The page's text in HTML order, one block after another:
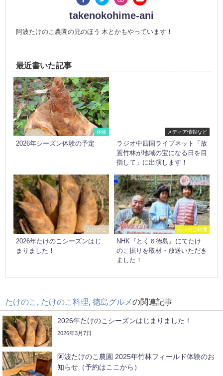
takenokohime-ani
阿波たけのこ農園の兄のほう 木とかもやっています！
最近書いた記事
体験
2026年シーズン体験の予定
メディア情報など
ラジオ中四国ライブネット「放
置竹林が地域の宝になる日を目
指して」に出演します！
たけのこ
2026年たけのこシーズンはじ
まりました！
たけのこ料理
NHK『とく６徳島』にてたけ
のこ掘りを取材・放送いただき
ました！
たけのこ たけのこ料理 徳島グルメの関連記事
2026年たけのこシーズンはじまりました！
2026年3月7日
阿波たけのこ農園 2025年竹林フィールド体験のお
知らせ（予約はここから）